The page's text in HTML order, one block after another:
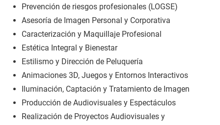
Prevención de riesgos profesionales (LOGSE)
Asesoría de Imagen Personal y Corporativa
Caracterización y Maquillaje Profesional
Estética Integral y Bienestar
Estilismo y Dirección de Peluquería
Animaciones 3D, Juegos y Entornos Interactivos
Iluminación, Captación y Tratamiento de Imagen
Producción de Audiovisuales y Espectáculos
Realización de Proyectos Audiovisuales y